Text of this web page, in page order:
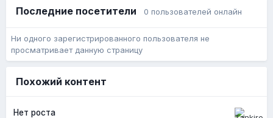
Последние посетители 0 пользователей онлайн
Ни одного зарегистрированного пользователя не
просматривает данную страницу
Похожий контент
Нет роста